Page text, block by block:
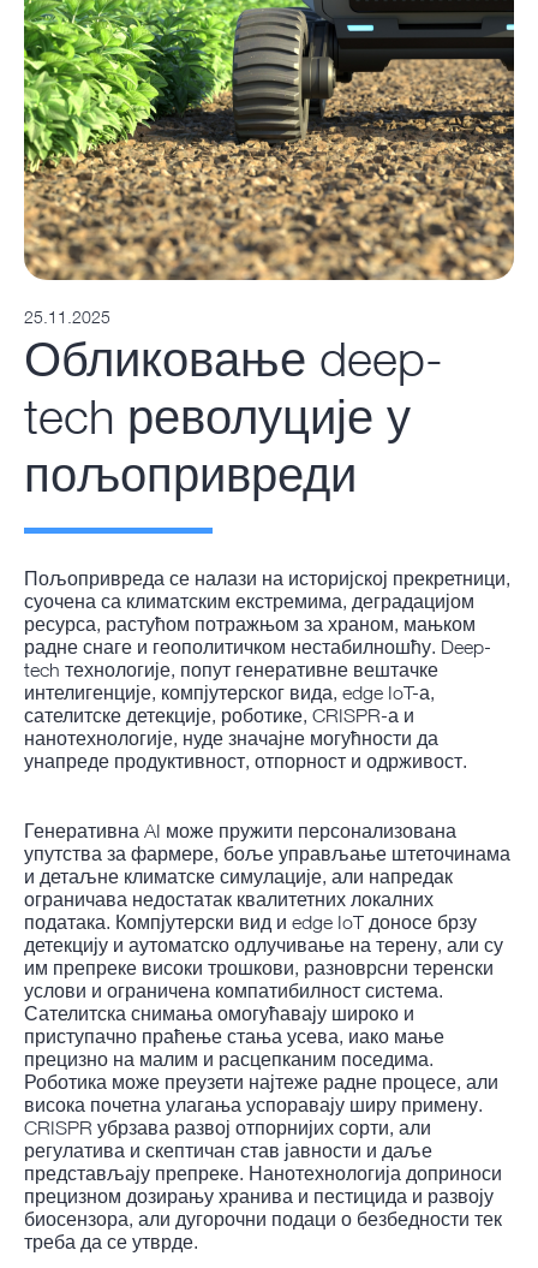
25.11.2025
Обликовање deep-
tech револуције у
пољопривреди
Пољопривреда се налази на историјској прекретници,
суочена са климатским екстремима, деградацијом
ресурса, растућом потражњом за храном, мањком
радне снаге и геополитичком нестабилношћу. Deep-
tech технологије, попут генеративне вештачке
интелигенције, компјутерског вида, edge IoT-а,
сателитске детекције, роботике, CRISPR-а и
нанотехнологије, нуде значајне могућности да
унапреде продуктивност, отпорност и одрживост.
Генеративна AI може пружити персонализована
упутства за фармере, боље управљање штеточинама
и детаљне климатске симулације, али напредак
ограничава недостатак квалитетних локалних
података. Компјутерски вид и edge IoT доносе брзу
детекцију и аутоматско одлучивање на терену, али су
им препреке високи трошкови, разноврсни теренски
услови и ограничена компатибилност система.
Сателитска снимања омогућавају широко и
приступачно праћење стања усева, иако мање
прецизно на малим и расцепканим поседима.
Роботика може преузети најтеже радне процесе, али
висока почетна улагања успоравају ширу примену.
CRISPR убрзава развој отпорнијих сорти, али
регулатива и скептичан став јавности и даље
представљају препреке. Нанотехнологија доприноси
прецизном дозирању хранива и пестицида и развоју
биосензора, али дугорочни подаци о безбедности тек
треба да се утврде.